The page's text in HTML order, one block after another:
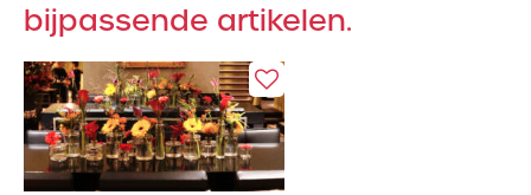
bijpassende artikelen.